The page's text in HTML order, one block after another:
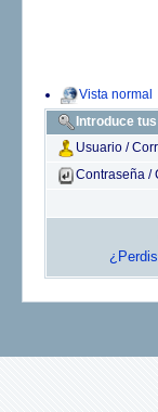
Vista normal
Introduce
Usuario /
Contraseña /